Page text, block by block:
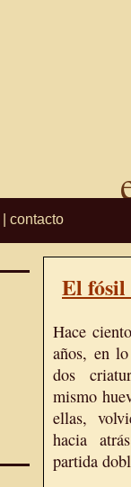
contacto
El fósil
Hace
años, en
dos
mismo
ellas,
hacia
partida